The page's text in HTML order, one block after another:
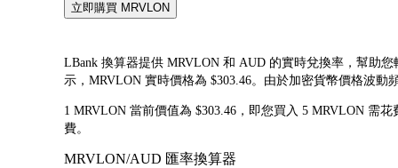
立即購買 MRVLON
LBank 換算器提供 MRVLON 和 AUD 的實時兌換率，幫助
示，MRVLON 實時價格為 $303.46。由於加密貨幣價格波
1 MRVLON 當前價值為 $303.46，即您買入 5 MRVLON 需
費。
MRVLON/AUD 匯率換算器